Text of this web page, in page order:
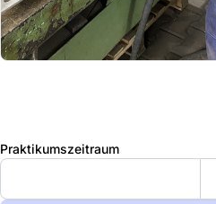
Praktikumszeitraum